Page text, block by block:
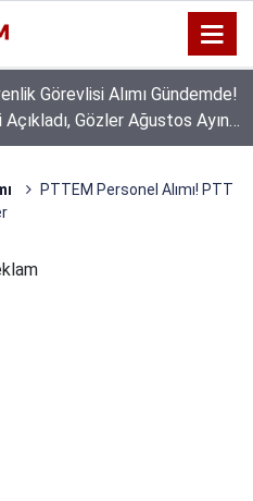
Görevlisi Alımı Gündemde!
Gözler Ağustos Ayına
PTTEM Personel Alımı! PTT